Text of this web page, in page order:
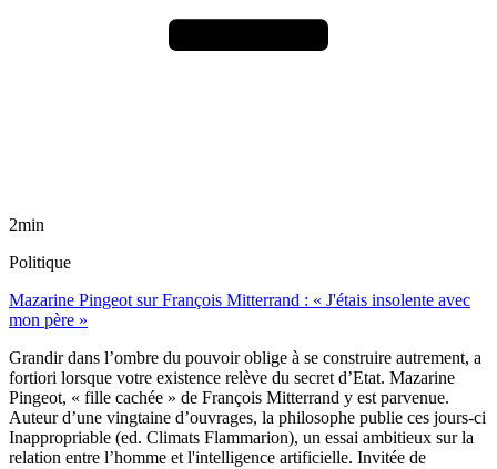
2min
Politique
Mazarine Pingeot sur François Mitterrand : « J'étais insolente avec
mon père »
Grandir dans l’ombre du pouvoir oblige à se construire autrement, a
fortiori lorsque votre existence relève du secret d’Etat. Mazarine
Pingeot, « fille cachée » de François Mitterrand y est parvenue.
Auteur d’une vingtaine d’ouvrages, la philosophe publie ces jours-ci
Inappropriable (ed. Climats Flammarion), un essai ambitieux sur la
relation entre l’homme et l'intelligence artificielle. Invitée de